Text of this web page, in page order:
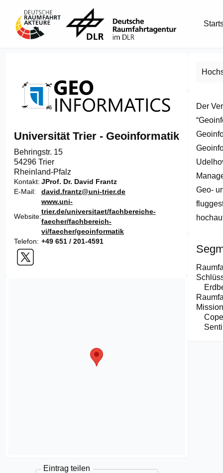
Universität Trier - Geoinformatik
Behringstr. 15
54296 Trier
Rheinland-Pfalz
Kontakt JProf. Dr. David Frantz
E-Mail
david.frantz@uni-trier.de
Website
www.uni-
trier.de/universitaet/fachbereiche-
faecher/fachbereich-
vi/faecher/geoinformatik
Telefon
+49 651 / 201-4591
Eintrag teilen
Der
Geo-